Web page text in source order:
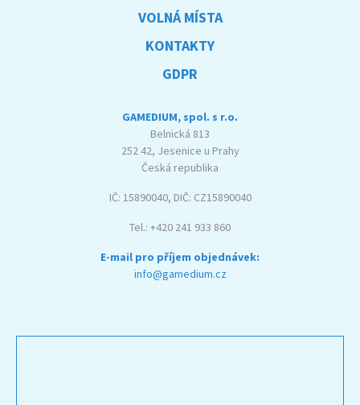
VOLNÁ MÍSTA
KONTAKTY
GDPR
GAMEDIUM, spol. s r.o.
Belnická 813
252 42, Jesenice u Prahy
Česká republika
IČ: 15890040, DIČ: CZ15890040
Tel.: +420 241 933 860
E-mail pro příjem objednávek:
info@gamedium.cz